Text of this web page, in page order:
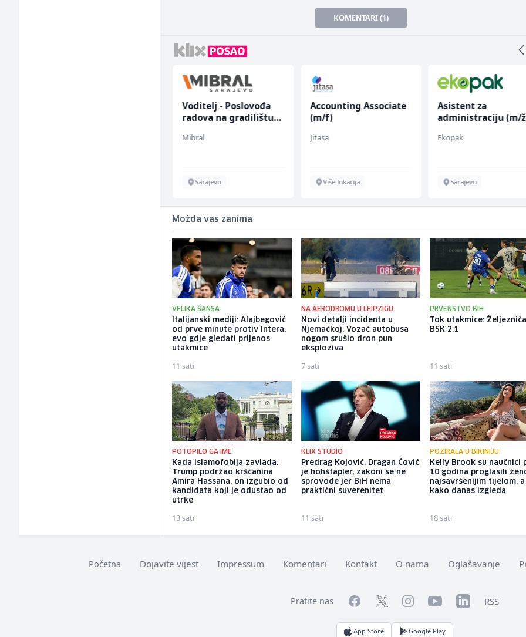
KOMENTARI (1)
Voditelj - Poslovođa
radova na gradilištu
Mibral
Sarajevo
Accounting Associate
(m/f)
Jitasa
Više lokacija
Asistent za
administraciju (m/
Ekopak
Sarajevo
Možda vas zanima
VELIKA ŠANSA
Italijanski mediji: Alajbegović
od prve minute protiv Intera,
evo gdje gledati prijenos
utakmice
11 sati
NA AERODROMU U LEIPZIGU
Novi detalji incidenta u
Njemačkoj: Vozač autobusa
nogom srušio dron pun
eksploziva
7 sati
PRVENSTVO BIH
Tok utakmice:
BSK 2:1
11 sati
POTOPILO GA IME
Kada islamofobija zavlada:
Trump podržao kršćanina
Amira Hassana, on izgubio od
kandidata koji je odustao od
utrke
13 sati
KLIX STUDIO
Predrag Kojović: Dragan Čović
je hohštapler, zakoni se ne
sprovode jer BiH nema
praktični suverenitet
11 sati
POZIRALA U BIKINIJU
Kelly Brook su naučnici
10 godina proglasili
najsavršenijim tijelom, a
kako danas izgleda
18 sati
Početna Dojavite vijest Impressum Komentari Kontakt O nama Oglašavanje
Pratite nas FacebookTwitterInstagramYouTubeLinkedInRSS
App Store Google Play